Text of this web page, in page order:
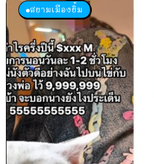
สยามเมืองยิ้ม